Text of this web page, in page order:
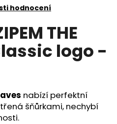
hodnocení
THE
logo -
nabízí perfektní
šňůrkami, nechybí